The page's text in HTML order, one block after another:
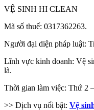
VỆ SINH HI CLEAN
Mã số thuế: 0317362263.
Người đại diện pháp luật:
Lĩnh vực kinh doanh: Vệ
là.
Thời gian làm việc: Thứ 2
>> Dịch vụ nổi bật: Vệ